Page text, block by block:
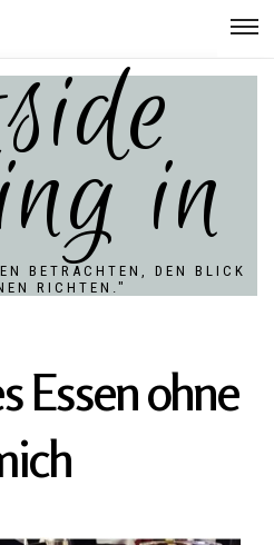
in
BETRACHTEN, DEN BLICK N
RICHTEN."
Essen ohne